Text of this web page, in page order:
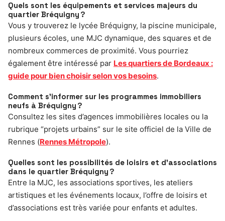
Quels sont les équipements et services majeurs du
quartier Bréquigny ?
Vous y trouverez le lycée Bréquigny, la piscine municipale,
plusieurs écoles, une MJC dynamique, des squares et de
nombreux commerces de proximité. Vous pourriez
également être intéressé par Les quartiers de Bordeaux :
guide pour bien choisir selon vos besoins.
Comment s’informer sur les programmes immobiliers
neufs à Bréquigny ?
Consultez les sites d’agences immobilières locales ou la
rubrique “projets urbains” sur le site officiel de la Ville de
Rennes (Rennes Métropole).
Quelles sont les possibilités de loisirs et d’associations
dans le quartier Bréquigny ?
Entre la MJC, les associations sportives, les ateliers
artistiques et les événements locaux, l’offre de loisirs et
d’associations est très variée pour enfants et adultes.